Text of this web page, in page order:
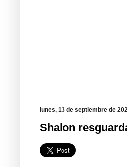
lunes, 13 de septiembre de
Shalon